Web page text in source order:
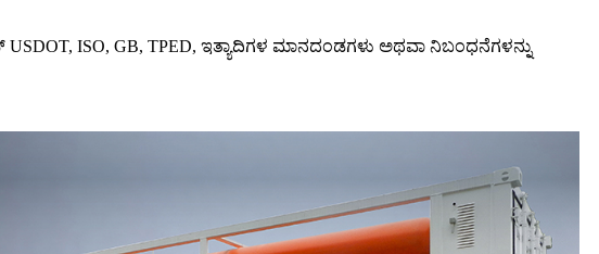
ISO, GB, TPED, ಇತ್ಯಾದಿಗಳ ಮಾನದಂಡಗಳು ಅಥವಾ ನಿಬಂಧನೆಗಳನ್ನು